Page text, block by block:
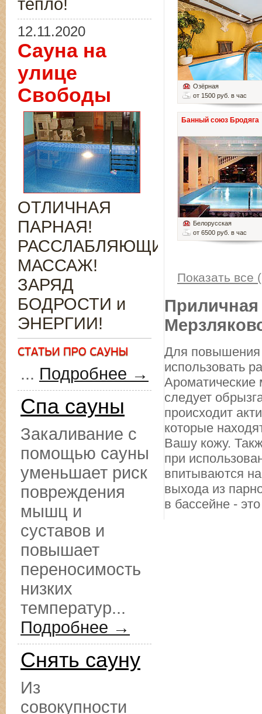
Озёрная
от 1500 руб. в час
Банный союз Бродяга
Белорусская
от 6500 руб. в час
Показать все
Приличная
Для повышения
использовать
Ароматические
следует
происходит
которые
Вашу кожу.
при
впитываются
выхода из
в бассейне -
тепло!
12.11.2020
Сауна на
улице
Свободы
ОТЛИЧНАЯ
ПАРНАЯ!
РАССЛАБЛЯЮЩИЙ
МАССАЖ!
ЗАРЯД
БОДРОСТИ и
ЭНЕРГИИ!
... Подробнее →
Спа сауны
Закаливание с
помощью сауны
уменьшает риск
повреждения
мышц и
суставов и
повышает
переносимость
низких
температур...
Подробнее →
Снять сауну
Из
совокупности